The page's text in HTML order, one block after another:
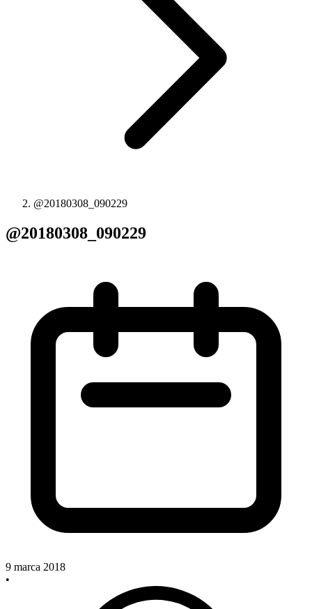
@20180308_090229
@20180308_090229
9 marca 2018
•